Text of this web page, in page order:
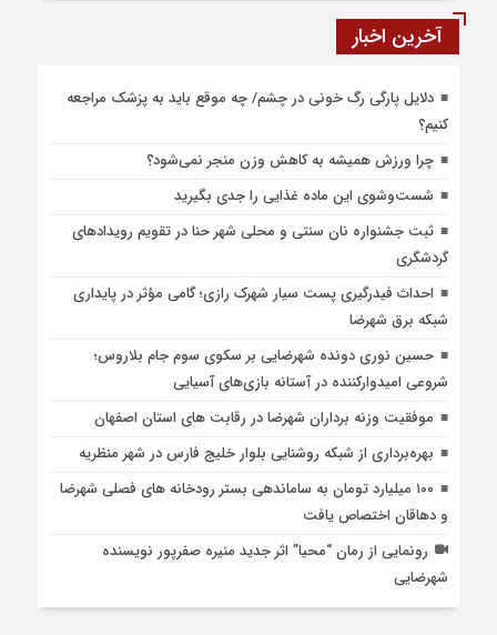
آخرین اخبار
دلایل پارگی رگ خونی در چشم/ چه موقع باید به پزشک مراجعه
کنیم؟
چرا ورزش همیشه به کاهش وزن منجر نمی‌شود؟
شست‌وشوی این ماده غذایی را جدی بگیرید
ثبت جشنواره نان سنتی و محلی شهر حنا در تقویم رویداد‌های
گردشگری
احداث فیدرگیری پست سیار شهرک رازی؛ گامی مؤثر در پایداری
شبکه برق شهرضا
حسین نوری دونده شهرضایی بر سکوی سوم جام بلاروس؛
شروعی امیدوارکننده در آستانه بازی‌های آسیایی
موفقیت وزنه برداران شهرضا در رقابت های استان اصفهان
بهره‌برداری از شبکه روشنایی بلوار خلیج فارس در شهر منظریه
۱۰۰ میلیارد تومان به ساماندهی بستر رودخانه های فصلی شهرضا
و دهاقان اختصاص یافت
رونمایی از رمان “محیا” اثر جدید منیره صفرپور نویسنده
شهرضایی